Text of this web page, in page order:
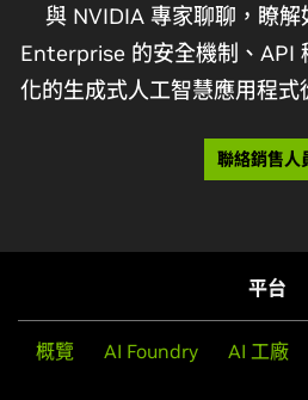
與 NVIDIA 專家聊聊，瞭
Enterprise 的安全機制、API
化的生成式人工智慧應用程式
聯絡銷售人
平台
概覽 AI Foundry AI 工廠